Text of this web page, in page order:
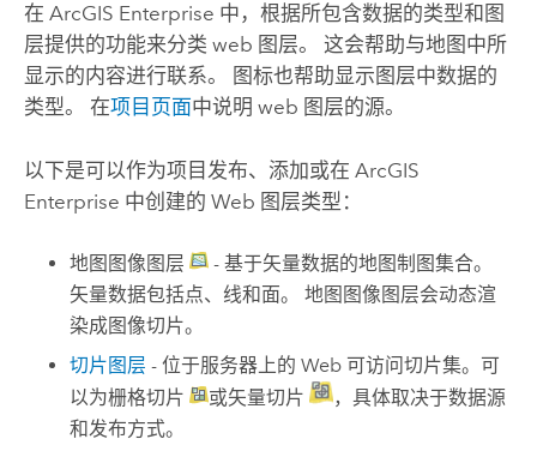
在 ArcGIS Enterprise 中，根据所包含数据的类型和图
层提供的功能来分类 web 图层。
这会帮助与地图中所
显示的内容进行联系。 图标也帮助显示图层中数据的
类型。 在项目页面中说明 web 图层的源。
以下是可以作为项目发布、添加或在 ArcGIS
Enterprise 中创建的 Web 图层类型：
地图图像图层
- 基于矢量数据的地图制图集合。
矢量数据包括点、线和面。 地图图像图层会动态渲
染成图像切片。
切片图层 - 位于服务器上的 Web 可访问切片集。可
以为栅格切片
或矢量切片
，具体取决于数据源
和发布方式。